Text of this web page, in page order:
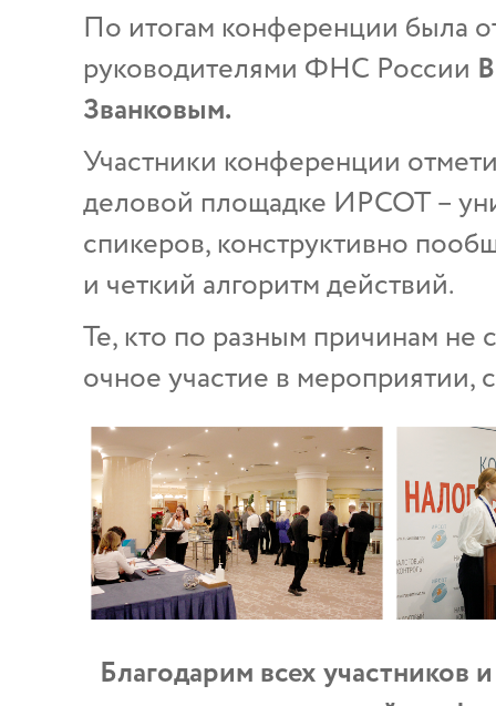
По итогам конференции была
руководителями ФНС России
Званковым.
Участники конференции
деловой площадке ИРСОТ –
спикеров, конструктивно
и четкий алгоритм действий.
Те, кто по разным причинам не
очное участие в
Благодарим всех